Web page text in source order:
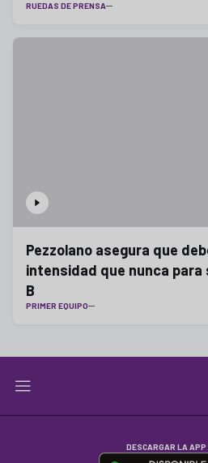
RUEDAS DE PRENSA
Pezzolano asegura que
intensidad que nunca para
B
PRIMER EQUIPO
DESCARGAR LA APP